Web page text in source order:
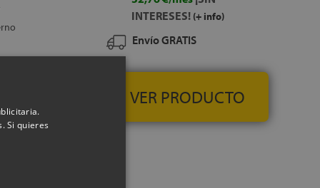
adaptabilidad:
microclima
Medium,
Adaptech
INTERESES! (+ info)
Envío GRATIS
VER PRODUCTO
Si quieres